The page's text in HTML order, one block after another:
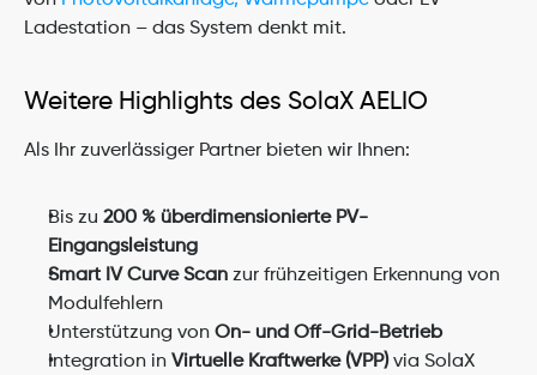
Ladestation – das System denkt mit.
Weitere Highlights des SolaX AELIO
Als Ihr zuverlässiger Partner bieten wir Ihnen:
Bis zu 200 % überdimensionierte PV-
Eingangsleistung
Smart IV Curve Scan zur frühzeitigen Erkennung von
Modulfehlern
Unterstützung von On- und Off-Grid-Betrieb
Integration in Virtuelle Kraftwerke (VPP) via SolaX